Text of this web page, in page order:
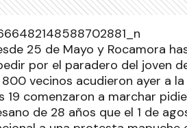
25 de Mayo y Rocamora
por el paradero del joven
vecinos acudieron ayer a
19 comenzaron a marchar
de 28 años que el 1 de